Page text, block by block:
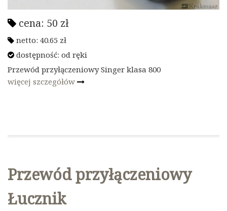
cena: 50 zł
netto: 40.65 zł
dostępność: od ręki
Przewód przyłączeniowy Singer klasa 800
więcej szczegółów
Przewód przyłączeniowy
Łucznik